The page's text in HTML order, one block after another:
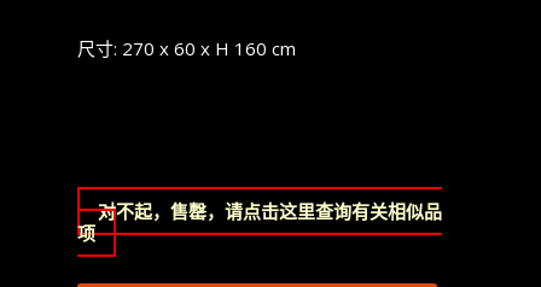
尺寸: 270 x 60 x H 160 cm
对不起，售罄，请点击这里查询有关相似品
项